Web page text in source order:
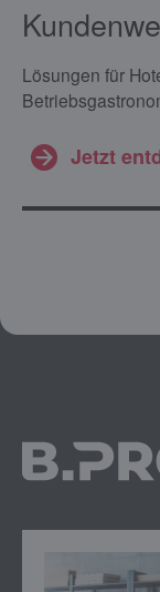
Lösungen für
Jetzt